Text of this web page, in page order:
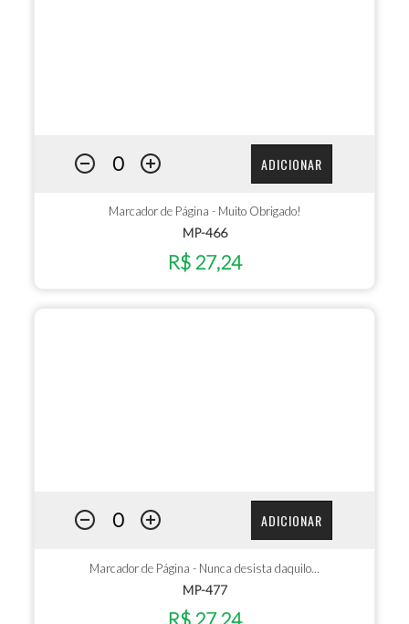
ADICIONAR
Marcador de Página - Muito Obrigado!
MP-466
R$ 27,24
ADICIONAR
Marcador de Página - Nunca desista daquilo…
MP-477
R$ 27,24